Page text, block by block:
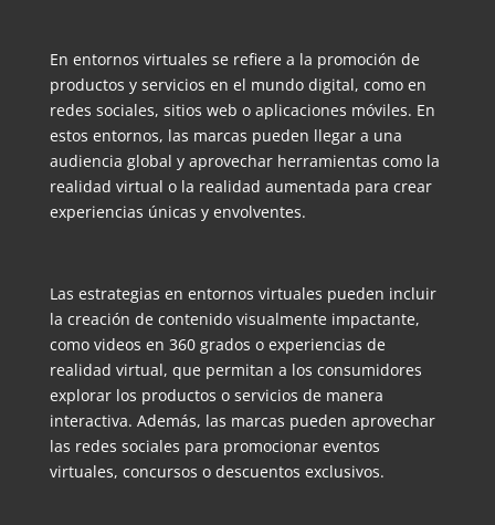
En entornos virtuales se refiere a la promoción de
productos y servicios en el mundo digital, como en
redes sociales, sitios web o aplicaciones móviles. En
estos entornos, las marcas pueden llegar a una
audiencia global y aprovechar herramientas como la
realidad virtual o la realidad aumentada para crear
experiencias únicas y envolventes.
Las estrategias en entornos virtuales pueden incluir
la creación de contenido visualmente impactante,
como videos en 360 grados o experiencias de
realidad virtual, que permitan a los consumidores
explorar los productos o servicios de manera
interactiva. Además, las marcas pueden aprovechar
las redes sociales para promocionar eventos
virtuales, concursos o descuentos exclusivos.